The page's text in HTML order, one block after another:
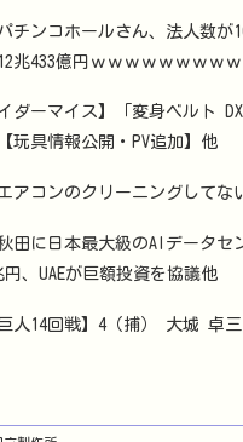
チンコホールさん、法人数が
兆433億円ｗｗｗｗｗｗｗｗ
ダーマイス】「変身ベルト
玩具情報公開・PV追加】他
アコンのクリーニングしてな
秋田に日本最大級のAIデータ
、UAEが巨額投資を協議他
巨人14回戦】4（捕） 大城 卓